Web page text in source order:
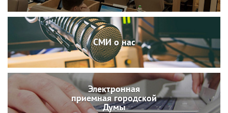
СМИ о нас
Электронная
приемная городской
Думы